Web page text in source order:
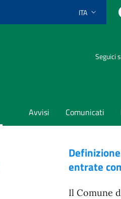
Lingua attiva:
ITA
Seguici
Avvisi Comunicati
entrate
Il Comune